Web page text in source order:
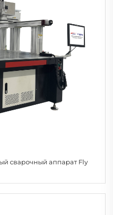
сварочный аппарат Fly